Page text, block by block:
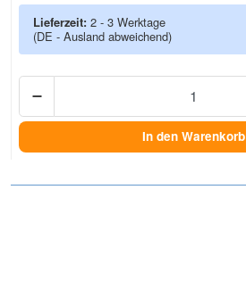
Lieferzeit: 2 - 3 Werktage
(DE - Ausland abweichend)
In den Warenkorb